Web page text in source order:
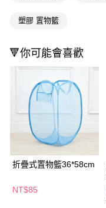
１．於結帳方式選擇「
３．收到繳費通知簡訊後14
ATM／網路銀行／等多元方
※ 請注意：結帳手續完成當
購買商品的店家。未經商家
後付繳納相關費用。
※ 交易是否成功請以「
是否繳費成功／繳費後需取
客戶支援中心」
https://
１．透過由恩沛科技股份有
易，需依本服務之必要範圍
權轉讓予恩沛科技股份有限
２．關於個人資料處理事宜
https://aftee.tw/terms/#terms3
每筆NT$65，滿NT$390(
萊爾富取貨付款
每筆NT$65，滿NT$490(
付款後萊爾富取貨
每筆NT$65，滿NT$490(
7-11取貨付款
每筆NT$65，滿NT$490(
每筆NT$65，滿NT$490(
塑膠 置物籃
🔻你可能會喜歡
折疊式置物籃36*58cm
NT$85